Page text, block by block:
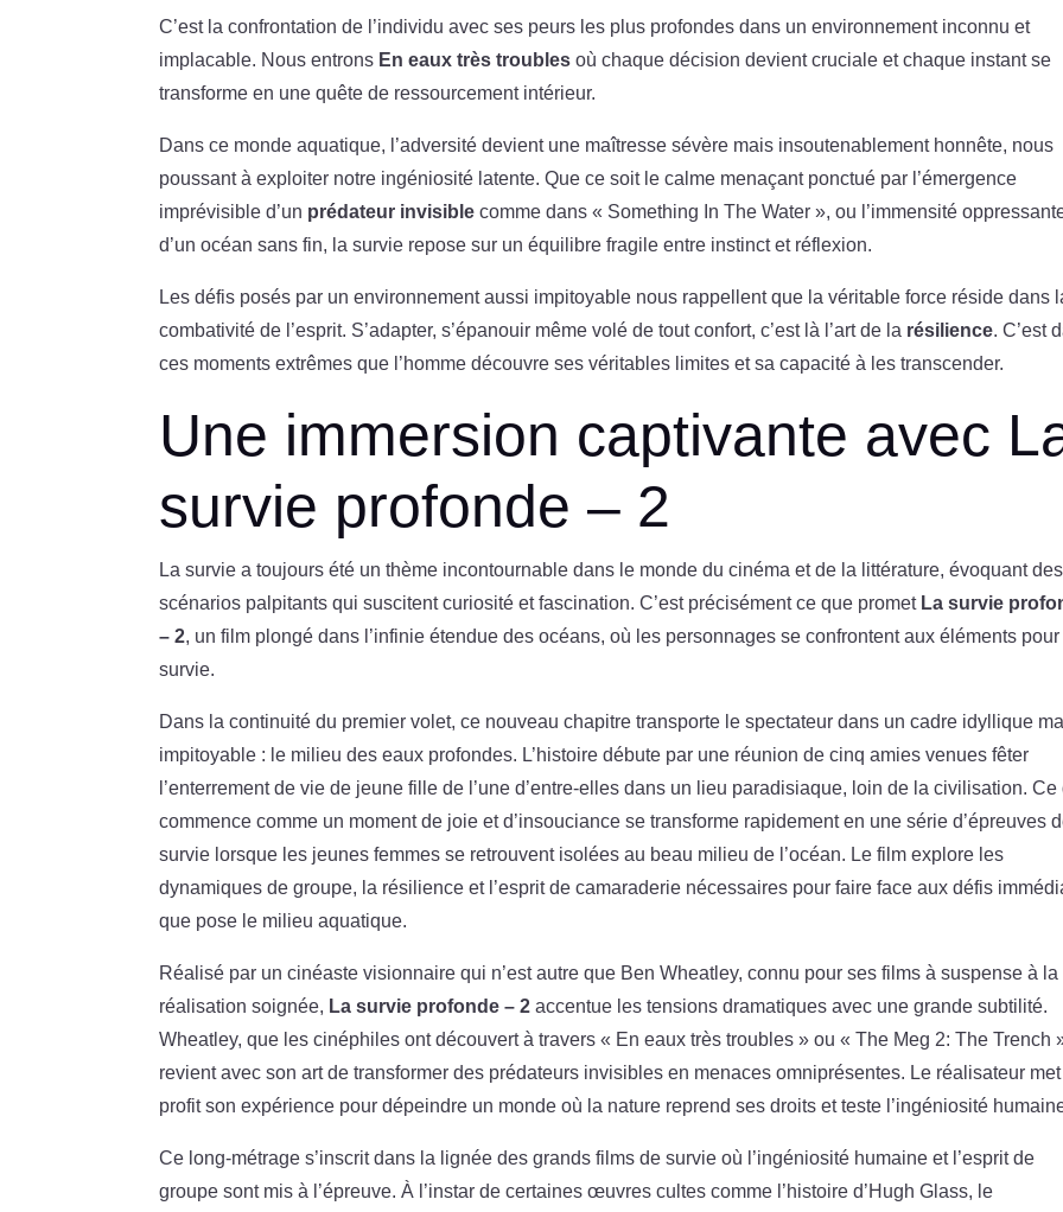
C’est la confrontation de l’individu avec ses peurs les plus profondes dans un environnement inconnu et
implacable. Nous entrons En eaux très troubles où chaque décision devient cruciale et chaque instant se
transforme en une quête de ressourcement intérieur.
Dans ce monde aquatique, l’adversité devient une maîtresse sévère mais insoutenablement honnête, nous
poussant à exploiter notre ingéniosité latente. Que ce soit le calme menaçant ponctué par l’émergence
imprévisible d’un prédateur invisible comme dans « Something In The Water », ou l’immensité
d’un océan sans fin, la survie repose sur un équilibre fragile entre instinct et réflexion.
Les défis posés par un environnement aussi impitoyable nous rappellent que la véritable force réside dans
combativité de l’esprit. S’adapter, s’épanouir même volé de tout confort, c’est là l’art de la résilience. C’est
ces moments extrêmes que l’homme découvre ses véritables limites et sa capacité à les transcender.
Une immersion captivante avec
survie profonde – 2
La survie a toujours été un thème incontournable dans le monde du cinéma et de la littérature, évoquant des
scénarios palpitants qui suscitent curiosité et fascination. C’est précisément ce que promet La survie
– 2, un film plongé dans l’infinie étendue des océans, où les personnages se confrontent aux éléments
survie.
Dans la continuité du premier volet, ce nouveau chapitre transporte le spectateur dans un cadre idyllique
impitoyable : le milieu des eaux profondes. L’histoire débute par une réunion de cinq amies venues fêter
l’enterrement de vie de jeune fille de l’une d’entre-elles dans un lieu paradisiaque, loin de la civilisation. Ce
commence comme un moment de joie et d’insouciance se transforme rapidement en une série d’épreuves
survie lorsque les jeunes femmes se retrouvent isolées au beau milieu de l’océan. Le film explore les
dynamiques de groupe, la résilience et l’esprit de camaraderie nécessaires pour faire face aux défis
que pose le milieu aquatique.
Réalisé par un cinéaste visionnaire qui n’est autre que Ben Wheatley, connu pour ses films à suspense à la
réalisation soignée, La survie profonde – 2 accentue les tensions dramatiques avec une grande subtilité.
Wheatley, que les cinéphiles ont découvert à travers « En eaux très troubles » ou « The Meg 2: The Trench
revient avec son art de transformer des prédateurs invisibles en menaces omniprésentes. Le réalisateur met
profit son expérience pour dépeindre un monde où la nature reprend ses droits et teste l’ingéniosité
Ce long-métrage s’inscrit dans la lignée des grands films de survie où l’ingéniosité humaine et l’esprit de
groupe sont mis à l’épreuve. À l’instar de certaines œuvres cultes comme l’histoire d’Hugh Glass, le